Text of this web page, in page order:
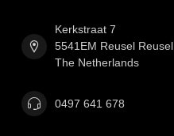
Kerkstraat 7
5541EM Reusel Reusel
The Netherlands
0497 641 678